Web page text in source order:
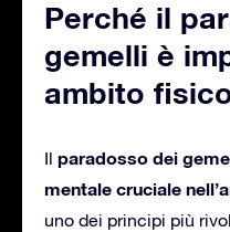
Perché il
gemelli è
ambito
Il paradosso dei
mentale cruciale
uno dei principi più